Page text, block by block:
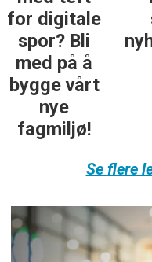
i fast
stilling
Se flere